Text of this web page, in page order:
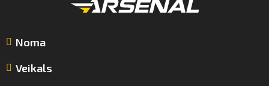
Noma
Veikals